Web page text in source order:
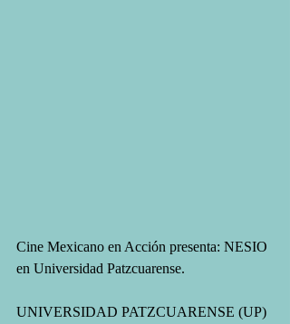
Cine Mexicano en Acción presenta: NESIO
en Universidad Patzcuarense.
UNIVERSIDAD PATZCUARENSE (UP)